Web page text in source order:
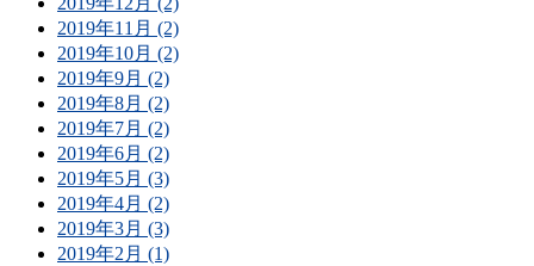
2019年11月 (2)
2019年10月 (2)
2019年9月 (2)
2019年8月 (2)
2019年7月 (2)
2019年6月 (2)
2019年5月 (3)
2019年4月 (2)
2019年3月 (3)
2019年2月 (1)